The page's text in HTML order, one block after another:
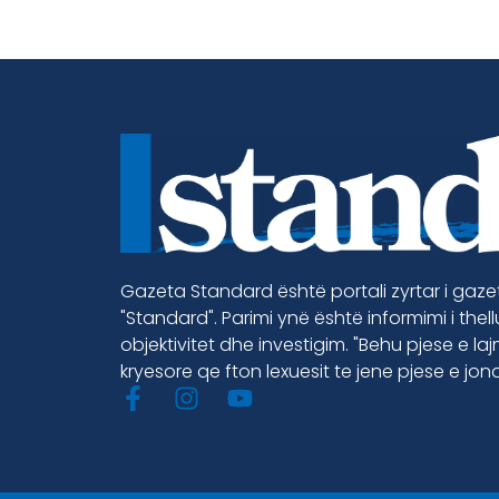
Gazeta Standard është portali zyrtar i
"Standard". Parimi ynë është informimi i
objektivitet dhe investigim. "Behu pjese e
kryesore qe fton lexuesit te jene pjese e